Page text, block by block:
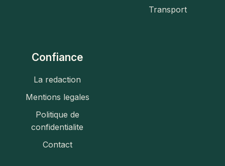
Transport
Confiance
La redaction
Mentions legales
Politique de
confidentialite
Contact